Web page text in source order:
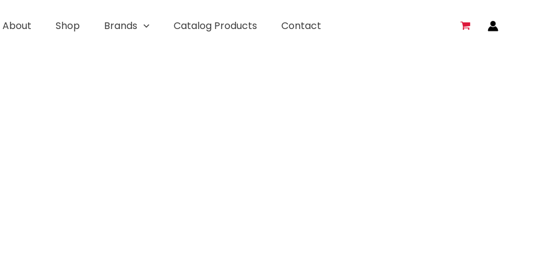
About Shop Brands Catalog Products Contact